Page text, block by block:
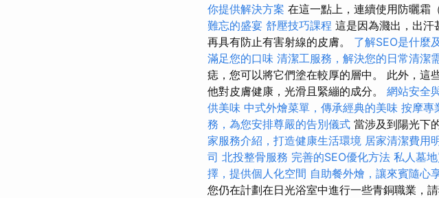
你提供解決方案 在這一點上，連續使用防曬霜
難忘的盛宴 舒壓技巧課程 這是因為濺出，出汗
再具有防止有害射線的皮膚。 了解SEO是什麼
滿足您的口味 清潔工服務，解決您的日常清潔
痣，您可以將它們塗在較厚的層中。 此外，這
他對皮膚健康，光滑且緊繃的成分。 網站安全
供美味 中式外燴菜單，傳承經典的美味 按摩專
務，為您安排尊嚴的告別儀式 當涉及到陽光下
家服務介紹，打造健康生活環境 居家清潔費用
司 北投整骨服務 完善的SEO優化方法 私人墓
擇，提供個人化空間 自助餐外燴，讓來賓隨心
您仍在計劃在日光浴室中進行一些青銅職業，